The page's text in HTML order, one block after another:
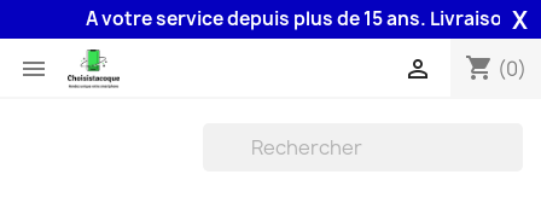
A votre service depuis plus de 15 ans. Livraison 48H
X
 shopping_cart (0)
